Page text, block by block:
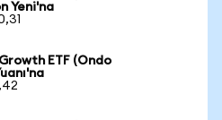
Yeni'na
ETF (Ondo